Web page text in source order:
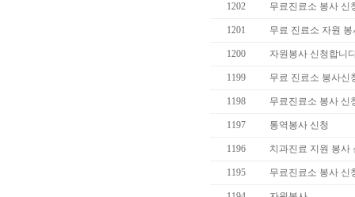
1202 무료진료소 봉사 신
1201 무료 진료소 자원
1200 자원봉사 신청합니
1199 무료 진료소 봉사신
1198 무료진료소 봉사 신
1197 통역봉사 신청
1196 치과진료 지원 봉사
1195 무료진료소 봉사 신